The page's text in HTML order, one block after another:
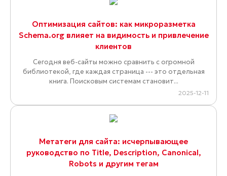
Оптимизация сайтов: как микроразметка
Schema.org влияет на видимость и привлечение
клиентов
Сегодня веб-сайты можно сравнить с огромной
библиотекой, где каждая страница --- это отдельная
книга. Поисковым системам становит...
2025-12-11
Метатеги для сайта: исчерпывающее
руководство по Title, Description, Canonical,
Robots и другим тегам